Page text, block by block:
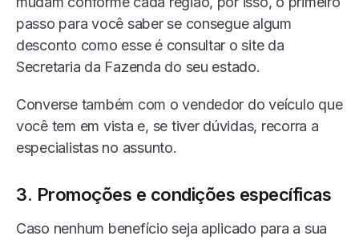
passo para você saber se consegue algum
desconto como esse é consultar o site da
Secretaria da Fazenda do seu estado.
Converse também com o vendedor do veículo que
você tem em vista e, se tiver dúvidas, recorra a
especialistas no assunto.
3. Promoções e condições específicas
Caso nenhum benefício seja aplicado para a sua